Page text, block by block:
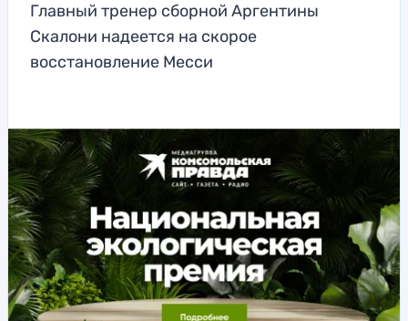
Главный тренер сборной Аргентины
Скалони надеется на скорое
восстановление Месси